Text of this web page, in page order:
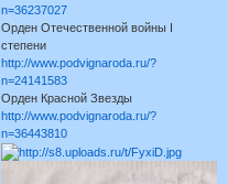
n=36237027
Орден Отечественной войны I
степени
http://www.podvignaroda.ru/?
n=24141583
Орден Красной Звезды
http://www.podvignaroda.ru/?
n=36443810